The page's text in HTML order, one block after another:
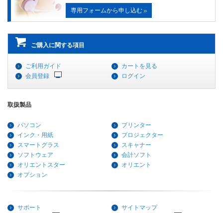
専用フォームから申し込む
ご購入に関する項目
ご利用ガイド
カートを見る
会員登録
ログイン
取扱製品
パソコン
プリンター
インク・用紙
プロジェクター
スマートグラス
スキャナー
ソフトウェア
会計ソフト
オリエントスター
オリエント
オプション
サポート サイトマップ